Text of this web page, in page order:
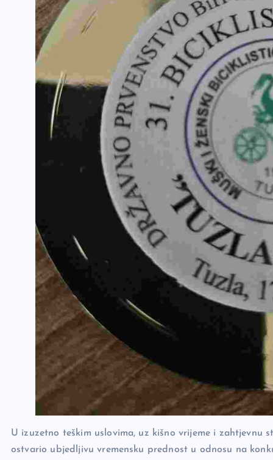
U izuzetno teškim uslovima, uz kišno vrijeme i zahtjevnu
ostvario ubjedljivu vremensku prednost u odnosu na